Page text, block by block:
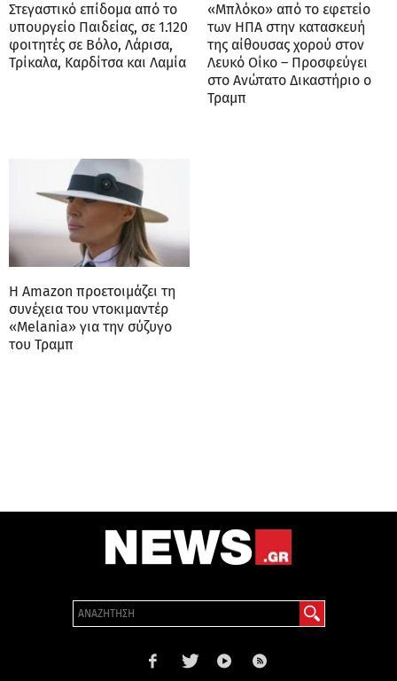
Στεγαστικό επίδομα από το
υπουργείο Παιδείας, σε 1.120
φοιτητές σε Βόλο, Λάρισα,
Τρίκαλα, Καρδίτσα και Λαμία
«Μπλόκο» από το εφετείο
των ΗΠΑ στην κατασκευή
της αίθουσας χορού στον
Λευκό Οίκο – Προσφεύγει
στο Ανώτατο Δικαστήριο ο
Τραμπ
Η Amazon προετοιμάζει τη
συνέχεια του ντοκιμαντέρ
«Melania» για την σύζυγο
του Τραμπ